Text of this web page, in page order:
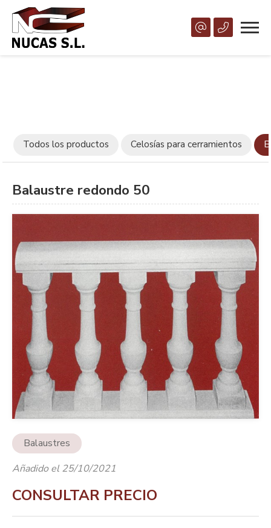
Todos los productos Celosías para cerramientos
Balaustre redondo 50
Balaustres
Añadido el 25/10/2021
CONSULTAR PRECIO